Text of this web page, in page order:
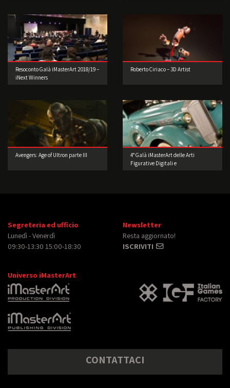
Resoconto Galà iMasterArt 2018/19 –
iNext Winners
Roberto Ciriaco – 3D Artist
Avengers: Age of Ultron parte III
4° Galà iMasterArt delle Arti
Figurative Digitali e
Segreteria ed ufficio
Lunedì - Venerdì
09:30-13:30 15:00-18:30
Newsletter
Resta aggiornato!
ISCRIVITI
Universo iMasterArt
CONTATTACI